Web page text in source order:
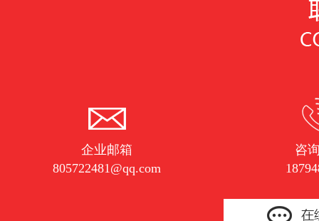
企业邮箱
805722481@qq.com
咨